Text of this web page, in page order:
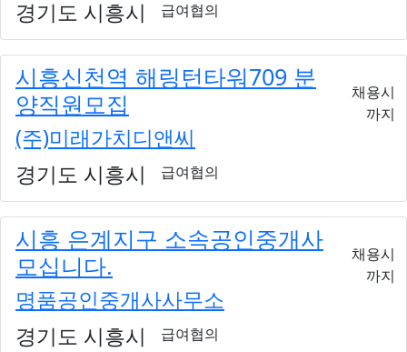
경기도 시흥시 급여협의
시흥신천역 해링턴타워709 분
양직원모집
(주)미래가치디앤씨
채용시
까지
경기도 시흥시 급여협의
시흥 은계지구 소속공인중개사
모십니다.
명품공인중개사사무소
채용시
까지
경기도 시흥시 급여협의